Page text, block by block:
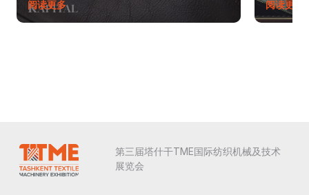
阅读更多 阅读更多
第三届塔什干TME国际纺织机械及技术
展览会